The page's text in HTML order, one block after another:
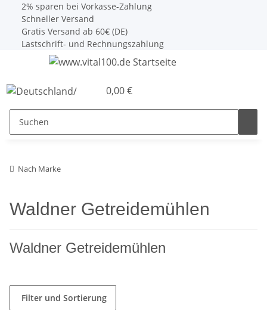
2% sparen bei Vorkasse-Zahlung
Schneller Versand
Gratis Versand ab 60€ (DE)
Lastschrift- und Rechnungszahlung
0,00 €
Nach Marke
Waldner Getreidemühlen
Waldner Getreidemühlen
Filter und Sortierung